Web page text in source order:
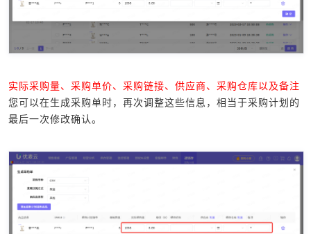
实际采购量、采购单价、采购链接、供应商、采购仓库以及备注
您可以在生成采购单时，再次调整这些信息，相当于采购计划的
最后一次修改确认。